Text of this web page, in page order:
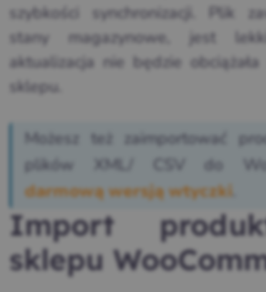
szybkości synchronizacji. Plik
stany magazynowe, jest
aktualizacja nie będzie
sklepu.
Możesz też zaimportować
plików XML/ CSV do
darmową wersją wtyczki
Import
sklepu